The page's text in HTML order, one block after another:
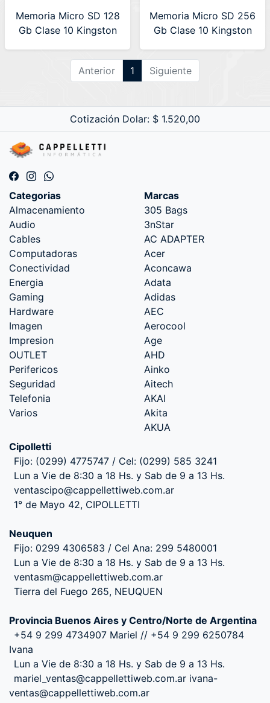
Memoria Micro SD 128
Gb Clase 10 Kingston
(SDCS3/128GB)
Canvas Select Plus
Memoria Micro SD 256
Gb Clase 10 Kingston
(SDCS3/256GB)
Canvas Select Plus
Anterior 1 Siguiente
Cotización Dolar: $ 1.520,00
Categorias
Almacenamiento
Audio
Cables
Computadoras
Conectividad
Energia
Gaming
Hardware
Imagen
Impresion
OUTLET
Perifericos
Seguridad
Telefonia
Varios
Marcas
305 Bags
3nStar
AC ADAPTER
Acer
Aconcawa
Adata
Adidas
AEC
Aerocool
Age
AHD
Ainko
Aitech
AKAI
Akita
AKUA
Cipolletti
Fijo: (0299) 4775747 / Cel: (0299) 585 3241
Lun a Vie de 8:30 a 18 Hs. y Sab de 9 a 13 Hs.
ventascipo@cappellettiweb.com.ar
1° de Mayo 42, CIPOLLETTI
Neuquen
Fijo: 0299 4306583 / Cel Ana: 299 5480001
Lun a Vie de 8:30 a 18 Hs. y Sab de 9 a 13 Hs.
ventasm@cappellettiweb.com.ar
Tierra del Fuego 265, NEUQUEN
Provincia Buenos Aires y Centro/Norte de Argentina
+54 9 299 4734907 Mariel // +54 9 299 6250784
Ivana
Lun a Vie de 8:30 a 18 Hs. y Sab de 9 a 13 Hs.
mariel_ventas@cappellettiweb.com.ar ivana-
ventas@cappellettiweb.com.ar